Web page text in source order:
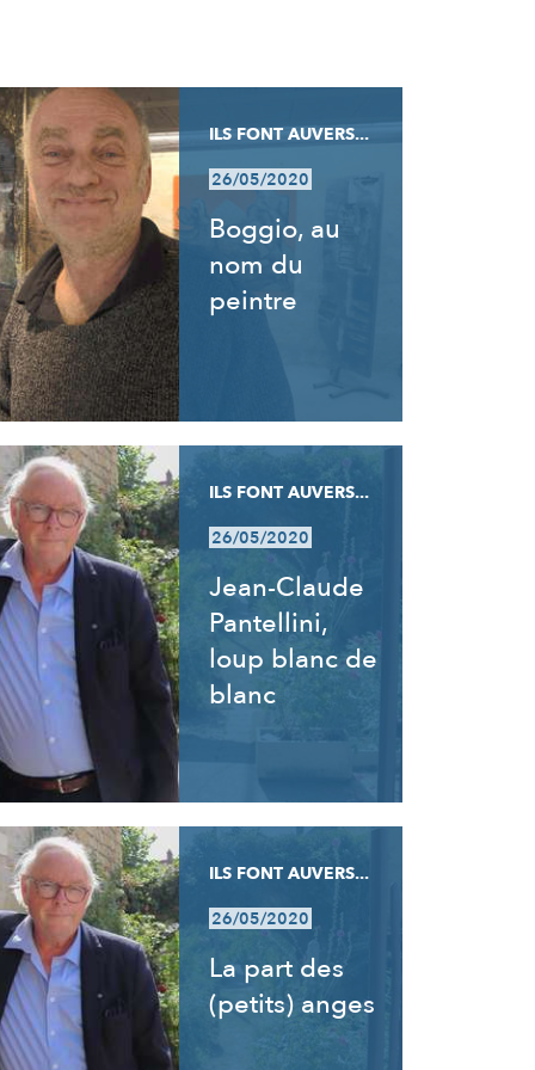
ILS FONT AUVERS...
26/05/2020
Boggio, au
nom du
peintre
ILS FONT AUVERS...
26/05/2020
Jean-Claude
Pantellini,
loup blanc de
blanc
ILS FONT AUVERS...
26/05/2020
La part des
(petits) anges